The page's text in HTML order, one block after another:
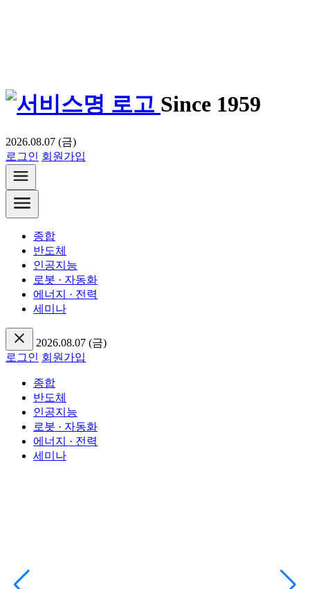
Since 1959
2026.08.07 (금)
로그인 회원가입
종합
반도체
인공지능
로봇 · 자동화
에너지 · 전력
세미나
2026.08.07 (금)
로그인 회원가입
종합
반도체
인공지능
로봇 · 자동화
에너지 · 전력
세미나